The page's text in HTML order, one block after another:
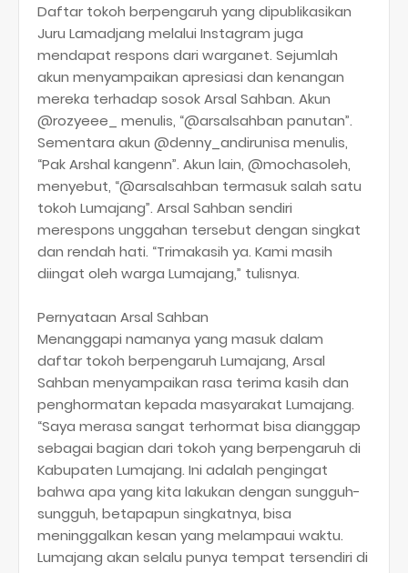
Daftar tokoh berpengaruh yang dipublikasikan
Juru Lamadjang melalui Instagram juga
mendapat respons dari warganet. Sejumlah
akun menyampaikan apresiasi dan kenangan
mereka terhadap sosok Arsal Sahban. Akun
@rozyeee_ menulis, “@arsalsahban panutan”.
Sementara akun @denny_andirunisa menulis,
“Pak Arshal kangenn”. Akun lain, @mochasoleh,
menyebut, “@arsalsahban termasuk salah satu
tokoh Lumajang”. Arsal Sahban sendiri
merespons unggahan tersebut dengan singkat
dan rendah hati. “Trimakasih ya. Kami masih
diingat oleh warga Lumajang,” tulisnya.
Pernyataan Arsal Sahban
Menanggapi namanya yang masuk dalam
daftar tokoh berpengaruh Lumajang, Arsal
Sahban menyampaikan rasa terima kasih dan
penghormatan kepada masyarakat Lumajang.
“Saya merasa sangat terhormat bisa dianggap
sebagai bagian dari tokoh yang berpengaruh di
Kabupaten Lumajang. Ini adalah pengingat
bahwa apa yang kita lakukan dengan sungguh-
sungguh, betapapun singkatnya, bisa
meninggalkan kesan yang melampaui waktu.
Lumajang akan selalu punya tempat tersendiri di